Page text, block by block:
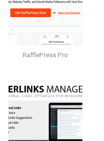
RafflePress Pro